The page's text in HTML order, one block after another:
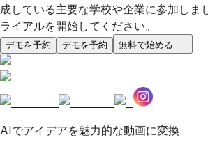
成している主要な学校や企業に参加しま
ライアルを開始してください。
デモを予約 デモを予約 無料で始める
AIでアイデアを魅力的な動画に変換